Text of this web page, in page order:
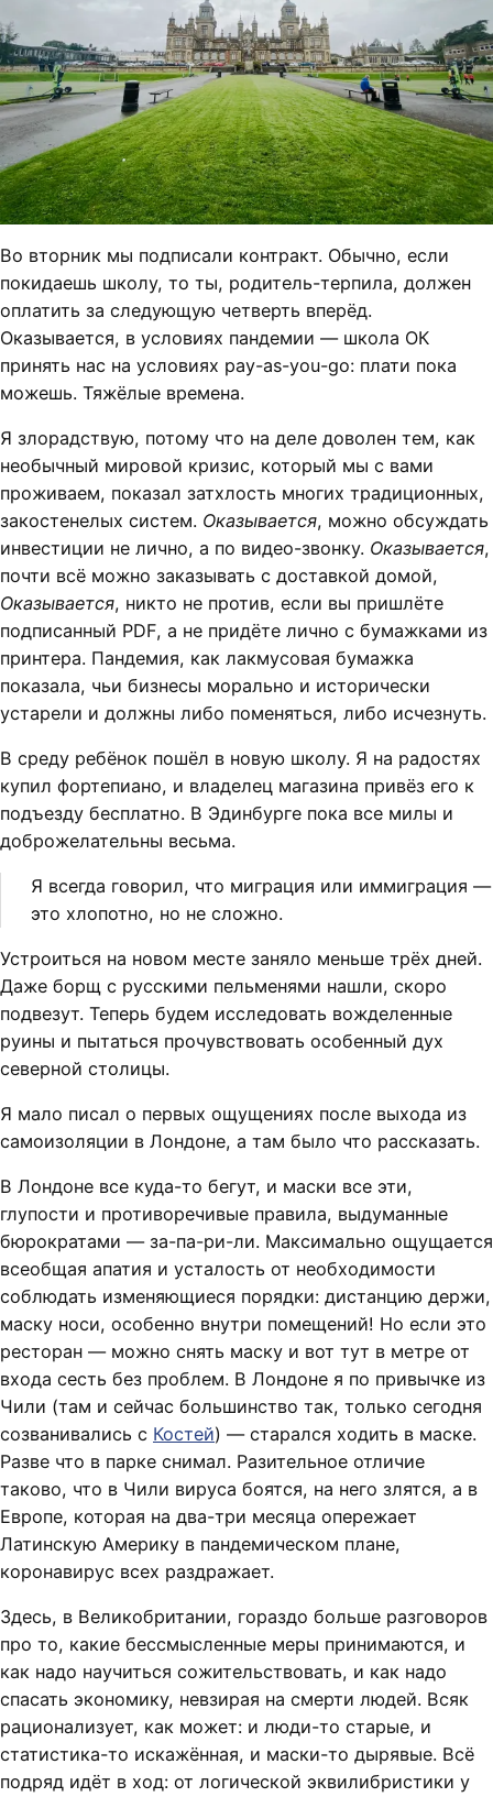
Во вторник мы подписали контракт. Обычно, если
покидаешь школу, то ты, родитель-терпила, должен
оплатить за следующую четверть вперёд.
Оказывается, в условиях пандемии — школа ОК
принять нас на условиях pay-as-you-go: плати пока
можешь. Тяжёлые времена.
Я злорадствую, потому что на деле доволен тем, как
необычный мировой кризис, который мы с вами
проживаем, показал затхлость многих традиционных,
закостенелых систем. Оказывается, можно обсуждать
инвестиции не лично, а по видео-звонку. Оказывается,
почти всё можно заказывать с доставкой домой,
Оказывается, никто не против, если вы пришлёте
подписанный PDF, а не придёте лично с бумажками из
принтера. Пандемия, как лакмусовая бумажка
показала, чьи бизнесы морально и исторически
устарели и должны либо поменяться, либо исчезнуть.
В среду ребёнок пошёл в новую школу. Я на радостях
купил фортепиано, и владелец магазина привёз его к
подъезду бесплатно. В Эдинбурге пока все милы и
доброжелательны весьма.
Я всегда говорил, что миграция или иммиграция —
это хлопотно, но не сложно.
Устроиться на новом месте заняло меньше трёх дней.
Даже борщ с русскими пельменями нашли, скоро
подвезут. Теперь будем исследовать вожделенные
руины и пытаться прочувствовать особенный дух
северной столицы.
Я мало писал о первых ощущениях после выхода из
самоизоляции в Лондоне, а там было что рассказать.
В Лондоне все куда-то бегут, и маски все эти,
глупости и противоречивые правила, выдуманные
бюрократами — за-па-ри-ли. Максимально ощущается
всеобщая апатия и усталость от необходимости
соблюдать изменяющиеся порядки: дистанцию держи,
маску носи, особенно внутри помещений! Но если это
ресторан — можно снять маску и вот тут в метре от
входа сесть без проблем. В Лондоне я по привычке из
Чили (там и сейчас большинство так, только сегодня
созванивались с Костей) — старался ходить в маске.
Разве что в парке снимал. Разительное отличие
таково, что в Чили вируса боятся, на него злятся, а в
Европе, которая на два-три месяца опережает
Латинскую Америку в пандемическом плане,
коронавирус всех раздражает.
Здесь, в Великобритании, гораздо больше разговоров
про то, какие бессмысленные меры принимаются, и
как надо научиться сожительствовать, и как надо
спасать экономику, невзирая на смерти людей. Всяк
рационализует, как может: и люди-то старые, и
статистика-то искажённая, и маски-то дырявые. Всё
подряд идёт в ход: от логической эквилибристики у